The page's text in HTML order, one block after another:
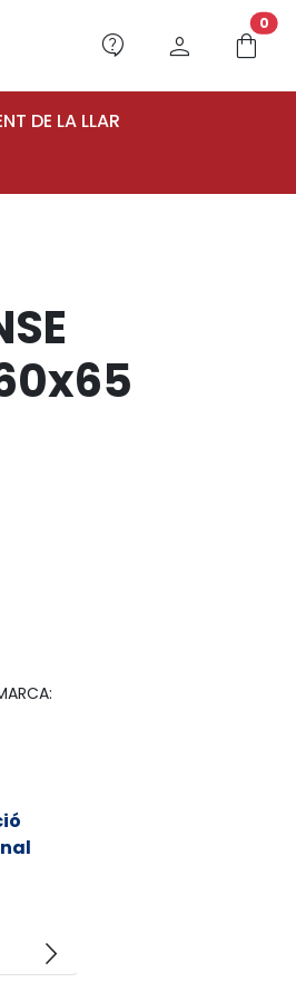
contact_support person shopping_bag
0
DE LA LLAR
arrow_forward_ios